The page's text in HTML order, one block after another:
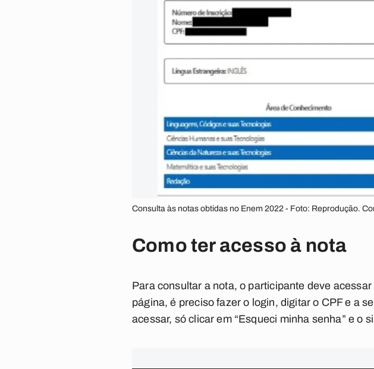
Consulta às notas obtidas no Enem 2022 - Foto: Reprodução.
Como ter acesso à nota
Para consultar a nota, o participante deve acessar
página, é preciso fazer o login, digitar o CPF e a
acessar, só clicar em “Esqueci minha senha” e o